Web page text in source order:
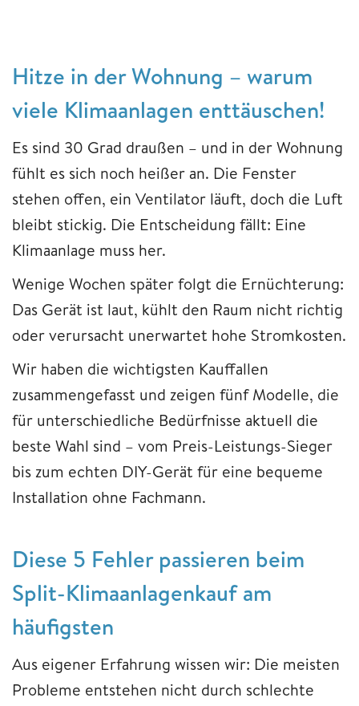
Hitze in der Wohnung – warum
viele Klimaanlagen enttäuschen!
Es sind 30 Grad draußen – und in der Wohnung
fühlt es sich noch heißer an. Die Fenster
stehen offen, ein Ventilator läuft, doch die Luft
bleibt stickig. Die Entscheidung fällt: Eine
Klimaanlage muss her.
Wenige Wochen später folgt die Ernüchterung:
Das Gerät ist laut, kühlt den Raum nicht richtig
oder verursacht unerwartet hohe Stromkosten.
Wir haben die wichtigsten Kauffallen
zusammengefasst und zeigen fünf Modelle, die
für unterschiedliche Bedürfnisse aktuell die
beste Wahl sind – vom Preis-Leistungs-Sieger
bis zum echten DIY-Gerät für eine bequeme
Installation ohne Fachmann.
Diese 5 Fehler passieren beim
Split-Klimaanlagenkauf am
häufigsten
Aus eigener Erfahrung wissen wir: Die meisten
Probleme entstehen nicht durch schlechte